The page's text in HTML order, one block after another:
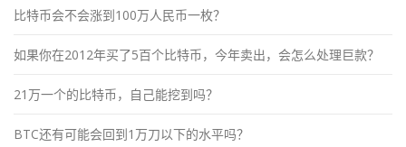
比特币会不会涨到100万人民币一枚？
如果你在2012年买了5百个比特币，今年卖出，会怎么处理巨款？
21万一个的比特币，自己能挖到吗？
BTC还有可能会回到1万刀以下的水平吗？